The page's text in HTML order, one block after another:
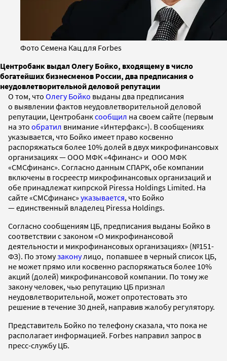
Фото Семена Кац для Forbes
Центробанк выдал Олегу Бойко, входящему в число
богатейших бизнесменов России, два предписания о
неудовлетворительной деловой репутации
О том, что Олегу Бойко выданы два предписания
о выявлении фактов неудовлетворительной деловой
репутации, Центробанксообщил на своем сайте (первым
на это обратил внимание «Интерфакс»). В сообщениях
указывается, что Бойко имеет право косвенно
распоряжаться более 10% долей в двух микрофинансовых
организациях — ООО МФК «4финанс» и ООО МФК
«СМСфинанс». Согласно данным СПАРК, обе компании
включены в госреестр микрофинансовых организаций и
обе принадлежат кипрской Piressa Holdings Limited. На
сайте «СМСфинанс» указывается, что Бойко
— единственный владелец Piressa Holdings.
Согласно сообщениям ЦБ, предписания выданы Бойко в
соответствии с законом «О микрофинансовой
деятельности и микрофинансовых организациях» (№151-
ФЗ). По этомузаконулицо, попавшее в черный список ЦБ,
не может прямо или косвенно распоряжаться более 10%
акций (долей) микрофинансовой компании. По тому же
закону человек, чью репутацию ЦБ признал
неудовлетворительной, может опротестовать это
решение в течение 30 дней, направив жалобу регулятору.
Представитель Бойко по телефону сказала, что пока не
располагает информацией. Forbes направил запрос в
пресс-службу ЦБ.